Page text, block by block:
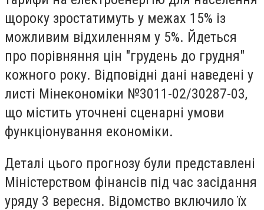
щороку зростатимуть у межах 15% із
можливим відхиленням у 5%. Йдеться
про порівняння цін "грудень до грудня"
кожного року. Відповідні дані наведені у
листі Мінекономіки №3011-02/30287-03,
що містить уточнені сценарні умови
функціонування економіки.
Деталі цього прогнозу були представлені
Міністерством фінансів під час засідання
уряду 3 вересня. Відомство включило їх